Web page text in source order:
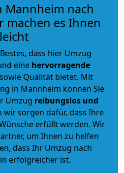
Mannheim nach
machen es Ihnen
leicht
dass hier Umzug
eine hervorragende
sowie Qualität bietet. Mit
in Mannheim können Sie
Umzug reibungslos und
sorgen dafür, dass Ihre
erfüllt werden. Wir
um Ihnen zu helfen
dass Ihr Umzug nach
erfolgreicher ist.